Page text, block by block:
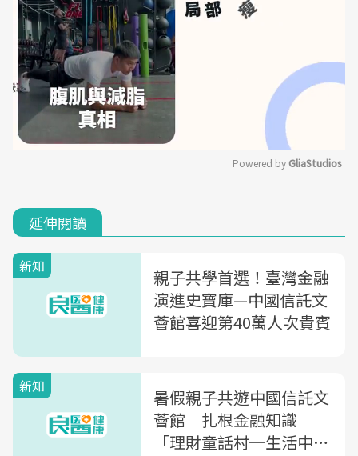
Powered by GliaStudios
延伸閱讀
新知
親子共學首選！臺灣金融
演進史寶庫—中國信託文
薈館喜迎第40萬人次貴賓
新知
暑假親子共遊中國信託文
薈館 扎根金融知識
「理財童話村─生活中的